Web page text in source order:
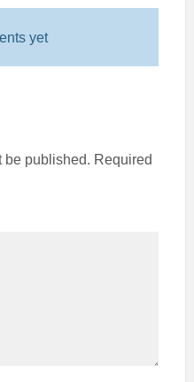
yet
be published. Required